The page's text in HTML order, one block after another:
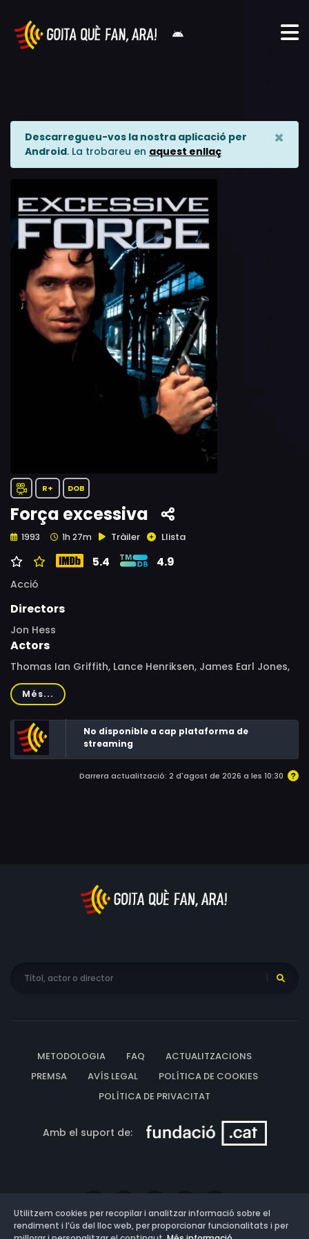
Descarregueu-vos la nostra aplicació per
Android. La trobareu en aquest enllaç
×
R+ DOB
Força excessiva
1993 1h 27m Tràiler Llista
5.4 4.9
Acció
Directors
Jon Hess
Actors
Thomas Ian Griffith, Lance Henriksen, James Earl Jones,
Burt Young, Tony Todd, Antoni Corone, Charlotte Lewis,
Carl Ciarfalio, Danny Epper, Susan Wood, Bobby Bass,
Tom Hodges, Richard Mawe, W. Earl Brown, Liza Cruzat,
Ray Conchado
Més...
No disponible a cap plataforma de
streaming
Darrera actualització: 2 d'agost de 2026 a les 10:30
METODOLOGIA FAQ
ACTUALITZACIONS
PREMSA
AVÍS LEGAL
POLÍTICA DE COOKIES
POLÍTICA DE PRIVACITAT
Amb el suport de:
Utilitzem cookies per recopilar i analitzar informació sobre el
rendiment i l’ús del lloc web, per proporcionar funcionalitats i per